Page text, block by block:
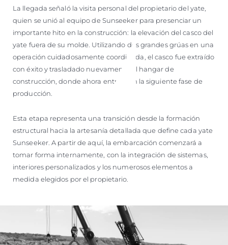
La llegada señaló la visita personal del propietario del yate,
quien se unió al equipo de Sunseeker para presenciar un
importante hito en la construcción: la elevación del casco del
yate fuera de su molde. Utilizando dos grandes grúas en una
operación cuidadosamente coordinada, el casco fue extraído
con éxito y trasladado nuevamente al hangar de
construcción, donde ahora entrará en la siguiente fase de
producción.
Esta etapa representa una transición desde la formación
estructural hacia la artesanía detallada que define cada yate
Sunseeker. A partir de aquí, la embarcación comenzará a
tomar forma internamente, con la integración de sistemas,
interiores personalizados y los numerosos elementos a
medida elegidos por el propietario.